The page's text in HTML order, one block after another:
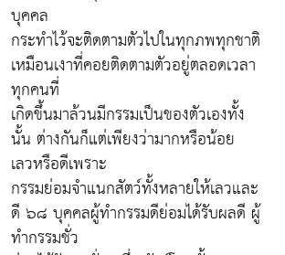
บุคคล
กระทำไว้จะติดตามตัวไปในทุกภพทุกชาติ
เหมือนเงาที่คอยติดตามตัวอยู่ตลอดเวลา
ทุกคนที่
เกิดขึ้นมาล้วนมีกรรมเป็นของตัวเองทั้ง
นั้น ต่างกันก็แต่เพียงว่ามากหรือน้อย
เลวหรือดีเพราะ
กรรมย่อมจำแนกสัตว์ทั้งหลายให้เลวและ
ดี ๖๘ บุคคลผู้ทำกรรมดีย่อมได้รับผลดี ผู้
ทำกรรมชั่ว